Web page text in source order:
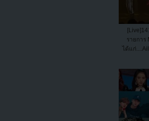
รายการ
ได้แก่